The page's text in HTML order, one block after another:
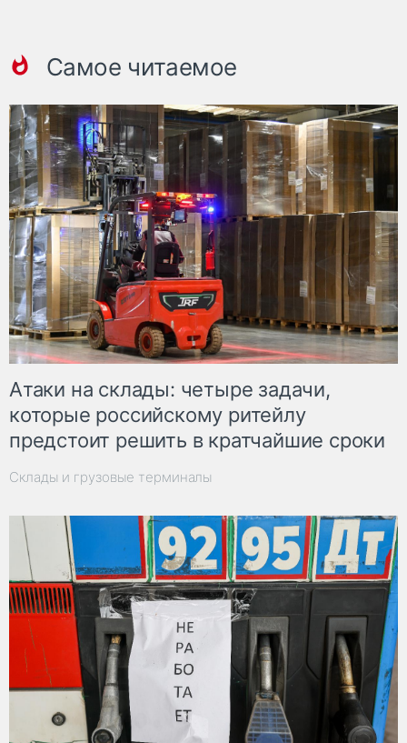
Самое читаемое
Атаки на склады: четыре задачи,
которые российскому ритейлу
предстоит решить в кратчайшие сроки
Склады и грузовые терминалы